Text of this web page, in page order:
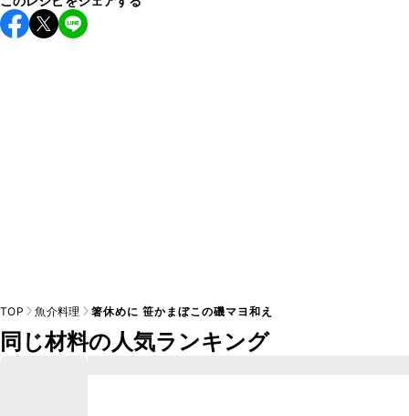
保存期間は冷蔵で当日中が目安です。なるべくお早めにお召
し上がりください。
TOP 魚介料理 箸休めに 笹かまぼこの磯マヨ和え
同じ材料の人気ランキング